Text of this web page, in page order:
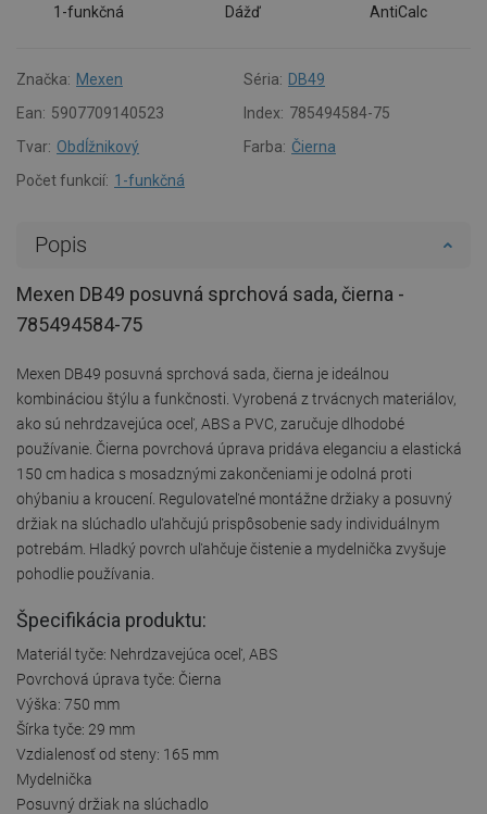
1-funkčná Dážď AntiCalc
Značka: Mexen Séria: DB49
Ean: 5907709140523 Index: 785494584-75
Tvar: Obdĺžnikový Farba: Čierna
Počet funkcií: 1-funkčná
Popis
Mexen DB49 posuvná sprchová sada, čierna -
785494584-75
Mexen DB49 posuvná sprchová sada, čierna je ideálnou
kombináciou štýlu a funkčnosti. Vyrobená z trvácnych materiálov,
ako sú nehrdzavejúca oceľ, ABS a PVC, zaručuje dlhodobé
používanie. Čierna povrchová úprava pridáva eleganciu a elastická
150 cm hadica s mosadznými zakončeniami je odolná proti
ohýbaniu a kroucení. Regulovateľné montážne držiaky a posuvný
držiak na slúchadlo uľahčujú prispôsobenie sady individuálnym
potrebám. Hladký povrch uľahčuje čistenie a mydelnička zvyšuje
pohodlie používania.
Špecifikácia produktu:
Materiál tyče: Nehrdzavejúca oceľ, ABS
Povrchová úprava tyče: Čierna
Výška: 750 mm
Šírka tyče: 29 mm
Vzdialenosť od steny: 165 mm
Mydelnička
Posuvný držiak na slúchadlo